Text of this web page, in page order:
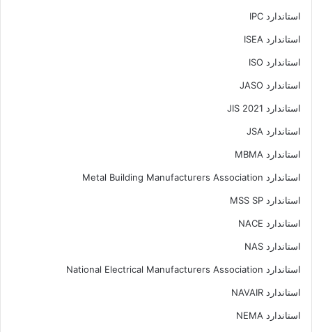
استاندارد IPC
استاندارد ISEA
استاندارد ISO
استاندارد JASO
استاندارد JIS 2021
استاندارد JSA
استاندارد MBMA
استاندارد Metal Building Manufacturers Association
استاندارد MSS SP
استاندارد NACE
استاندارد NAS
استاندارد National Electrical Manufacturers Association
استاندارد NAVAIR
استاندارد NEMA